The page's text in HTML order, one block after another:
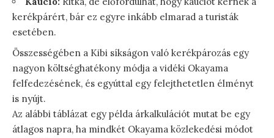
kerékpárért, bár ez egyre inkább elmarad a turisták
esetében.
Összességében a Kibi síkságon való kerékpározás egy
nagyon költséghatékony módja a vidéki Okayama
felfedezésének, és egyúttal egy felejthetetlen élményt
is nyújt.
Az alábbi táblázat egy példa árkalkulációt mutat be egy
átlagos napra, ha mindkét Okayama közlekedési módot